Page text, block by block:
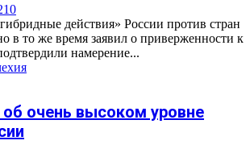
0
действия» России против стран
то же время заявил о приверженности к
намерение...
об очень высоком уровне